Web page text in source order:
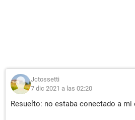
Jctossetti
7 dic 2021 a las 02:20
Resuelto: no estaba conectado a mi